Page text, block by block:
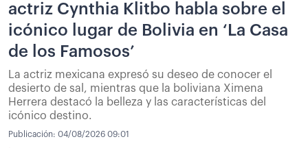
actriz Cynthia Klitbo habla sobre el
icónico lugar de Bolivia en ‘La Casa
de los Famosos’
La actriz mexicana expresó su deseo de conocer el
desierto de sal, mientras que la boliviana Ximena
Herrera destacó la belleza y las características del
icónico destino.
Publicación: 04/08/2026 09:01